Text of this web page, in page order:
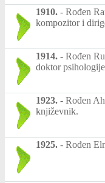
1910. - Rođen
kompozitor i
1914. - Rođen
doktor
1923. - Rođen
književnik.
1925. - Rođen